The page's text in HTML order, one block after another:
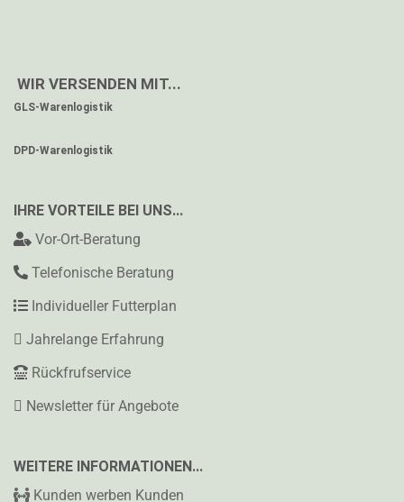
WIR VERSENDEN MIT...
GLS-Warenlogistik
DPD-Warenlogistik
IHRE VORTEILE BEI UNS...
Vor-Ort-Beratung
Telefonische Beratung
Individueller Futterplan
Jahrelange Erfahrung
Rückfrufservice
Newsletter für Angebote
WEITERE INFORMATIONEN...
Kunden werben Kunden